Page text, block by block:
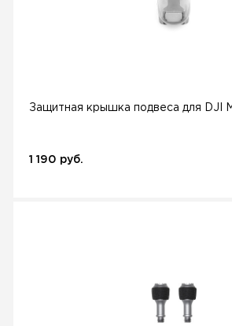
Защитная крышка подвеса для DJI
1 190 руб.